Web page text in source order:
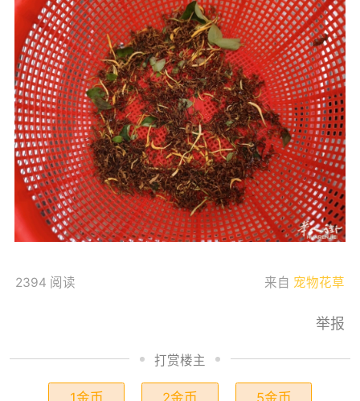
2394 阅读 来自 宠物花草
举报
打赏楼主
1金币 2金币 5金币